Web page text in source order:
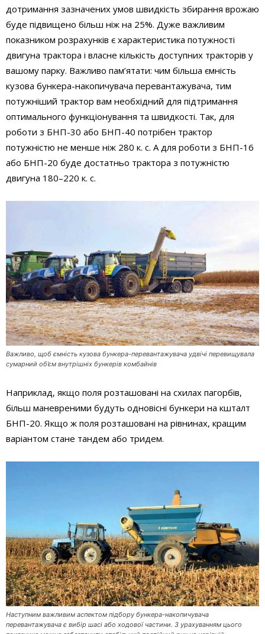
дотримання зазначених умов швидкість збирання врожаю
буде підвищено більш ніж на 25%. Дуже важливим
показником розрахунків є характеристика потужності
двигуна трактора і власне кількість доступних тракторів у
вашому парку. Важливо пам’ятати: чим більша ємність
кузова бункера-накопичувача перевантажувача, тим
потужніший трактор вам необхідний для підтримання
оптимального функціонування та швидкості. Так, для
роботи з БНП-30 або БНП-40 потрібен трактор
потужністю не менше ніж 280 к. с. А для роботи з БНП-16
або БНП-20 буде достатньо трактора з потужністю
двигуна 180–220 к. с.
Важливо, щоб ємність кузова бункера-перевантажувача удвічі перевищувала
сумарний об’єм внутрішніх бункерів комбайнів
Наприклад, якщо поля розташовані на схилах пагорбів,
більш маневреними будуть одновісні бункери на кшталт
БНП-20. Якщо ж поля розташовані на рівнинах, кращим
варіантом стане тандем або тридем.
Наступним важливим аспектом підбору бункера-накопичувача
перевантажувача є вибір шасі або ходової частини. З урахуванням цього